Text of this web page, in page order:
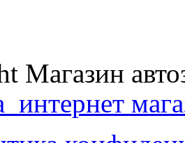
Магазин
интернет